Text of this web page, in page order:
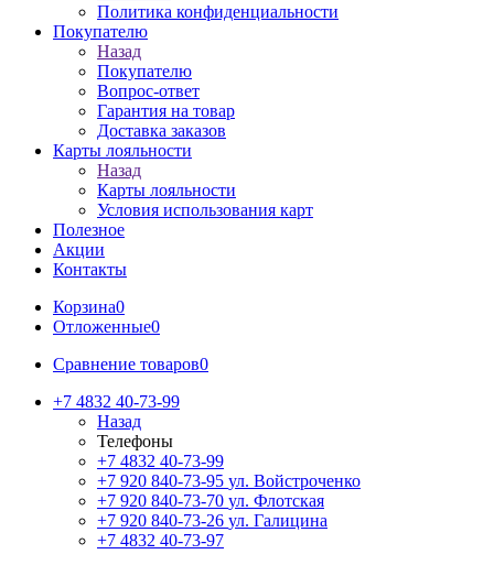
Политика конфиденциальности
Покупателю
Назад
Покупателю
Вопрос-ответ
Гарантия на товар
Доставка заказов
Карты лояльности
Назад
Карты лояльности
Условия использования карт
Полезное
Акции
Контакты
Корзина0
Отложенные0
Сравнение товаров0
+7 4832 40-73-99
Назад
Телефоны
+7 4832 40-73-99
+7 920 840-73-95 ул. Войстроченко
+7 920 840-73-70 ул. Флотская
+7 920 840-73-26 ул. Галицина
+7 4832 40-73-97